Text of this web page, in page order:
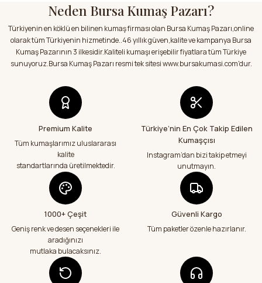
Ürün açıklamasında eksik bilgiler bulunuyor.
Ürün bilgilerinde hatalar bulunuyor.
Ürün fiyatı diğer sitelerden daha pahalı.
Bu ürüne benzer farklı alternatifler olmalı.
Satıcı ilgili ve kısa sürede sorunsuz bir
şekilde kumaşlarımı aldım.Kumaşlar
hakkında sitedeki bilgilendirmeler
doğrultusunda kumaşlarımı aldım.Çok
memnun kaldım.Teşekkürler
Kumaşlar eksiksiz tertemiz bir şekilde geldi
çok teşekkür ediyorum
Abdurrahman Samsur | 24/07/2026
Teslimatım özenli güzel hazırlanmış bir
şekilde geldi çok memnun kaldım emeği
geçenlere teşekkür ediyorum
Abdurrahman Samsur | 24/07/2026
Aradığım kumaşçı artık hep buradan alış
veriş yapacağım in şa Allah çünkü 4 farklı
kumaş aldım hem ölçü olarak hem
görüntü,doku olarak çok memnun kaldım
emeği geçenlere teşekkür ediyorum
A... S... | 24/07/2026
Neden Bursa Kumaş Pazarı?
Türkiyenin en köklü en bilinen kumaş firması olan Bursa Kumaş Pazarı,online
olarak tüm Türkiyenin hizmetinde..46 yıllık güven,kalite ve kampanya Bursa
Kumaş Pazarının 3 ilkesidir.Kaliteli kumaşı erişebilir fiyatlara tüm Türkiye
sunuyoruz.Bursa Kumaş Pazarı resmi tek sitesi www.bursakumasi.com'dur.
Premium Kalite
Tüm kumaşlarımız uluslararası
kalite
standartlarında üretilmektedir.
Türkiye’nin En Çok Takip Edilen
Kumaşçısı
Instagram’dan bizi takip etmeyi
unutmayın.
1000+ Çeşit
Geniş renk ve desen seçenekleri ile
aradığınızı
mutlaka bulacaksınız.
Güvenli Kargo
Tüm paketler özenle hazırlanır.